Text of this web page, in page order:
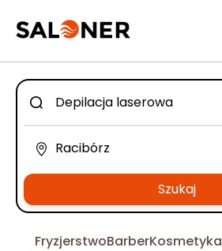
Szukaj
FryzjerstwoBarberKosmetyka